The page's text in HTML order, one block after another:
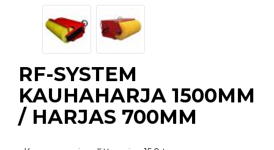
RF-SYSTEM
KAUHAHARJA 1500MM
/ HARJAS 700MM